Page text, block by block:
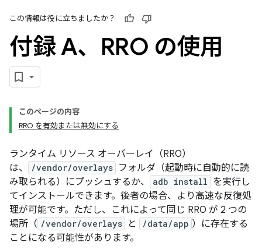
この情報は役に立ちましたか？
付録 A、RRO の使用
このページの内容
RRO を有効または無効にする
ランタイム リソース オーバーレイ（RRO）
は、
/vendor/overlays フォルダ（起動時に自動的に読
み取られる）にプッシュするか、
adb install を実行し
てインストールできます。後者の場合、より高速な反復処
理が可能です。ただし、これによって同じ RRO が 2 つの
場所（ /vendor/overlays と /data/app ）に存在する
ことになる可能性があります。